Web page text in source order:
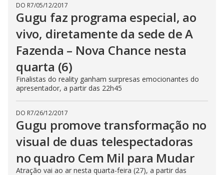
DO R7/05/12/2017
Gugu faz programa especial, ao
vivo, diretamente da sede de A
Fazenda – Nova Chance nesta
quarta (6)
Finalistas do reality ganham surpresas emocionantes do
apresentador, a partir das 22h45
DO R7/26/12/2017
Gugu promove transformação no
visual de duas telespectadoras
no quadro Cem Mil para Mudar
Atração vai ao ar nesta quarta-feira (27), a partir das